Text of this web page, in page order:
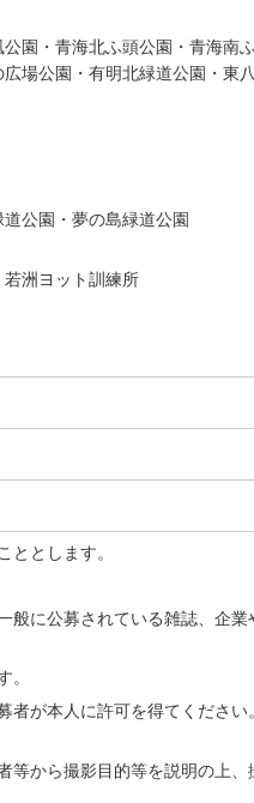
園・青海北ふ頭公園・青海南
場公園・有明北緑道公園・東
公園・夢の島緑道公園
洲ヨット訓練所
ととします。
般に公募されている雑誌、企業
。
者が本人に許可を得てくださ
から撮影目的等を説明の上、